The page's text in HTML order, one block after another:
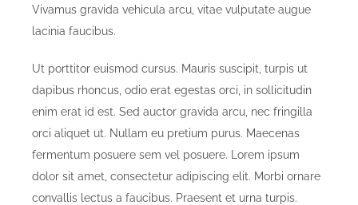
Vivamus gravida vehicula arcu, vitae vulputate augue
lacinia faucibus.
Ut porttitor euismod cursus. Mauris suscipit, turpis ut
dapibus rhoncus, odio erat egestas orci, in sollicitudin
enim erat id est. Sed auctor gravida arcu, nec fringilla
orci aliquet ut. Nullam eu pretium purus. Maecenas
fermentum posuere sem vel posuere. Lorem ipsum
dolor sit amet, consectetur adipiscing elit. Morbi ornare
convallis lectus a faucibus. Praesent et urna turpis.